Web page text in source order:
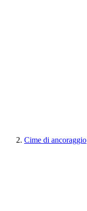
Cime di ancoraggio